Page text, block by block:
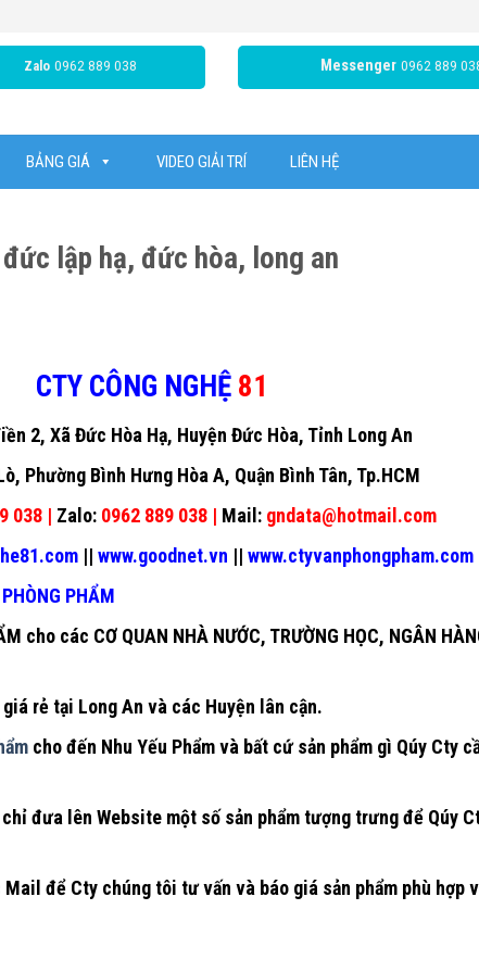
Zalo 0962 889 038 Messenger 0962 889
BẢNG GIÁ VIDEO GIẢI TRÍ LIÊN HỆ
lập hạ, đức hòa, long an
CTY CÔNG NGHỆ 81
2, Xã Đức Hòa Hạ, Huyện Đức Hòa, Tỉnh Long An
Phường Bình Hưng Hòa A, Quận Bình Tân, Tp.HCM
038 | Zalo:0962 889 038 | Mail:gndata@hotmail.com
|| www.goodnet.vn || www.ctyvanphongpham.com
PHẨM
cho các CƠ QUAN NHÀ NƯỚC, TRƯỜNG HỌC, NGÂN
rẻ tại Long An và các Huyện lân cận.
cho đến Nhu Yếu Phẩm và bất cứ sản phẩm gì Qúy Cty
đưa lên Website một số sản phẩm tượng trưng để Qúy
để Cty chúng tôi tư vấn và báo giá sản phẩm phù hợp